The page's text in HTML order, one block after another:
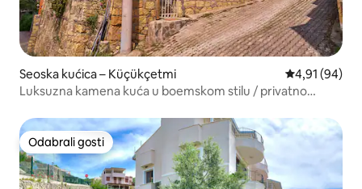
Seoska kućica – Küçükçetmi Prosječna
4,91 (94)
Luksuzna kamena kuća u boemskom stilu / privatno
Odabrali gosti
Odabrali gosti